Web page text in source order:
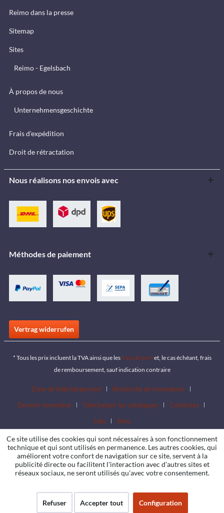
Reimo dans la presse
Sitemap
Sites
Reimo - Egelsbach
À propos de nous
Unternehmensgeschichte
Frais d'expédition
Droit de rétractation
Nous réalisons nos envois avec
Méthodes de paiement
Vertrag widerrufen
* Tous les prix incluent la TVA ainsi que lesfrais de portet, le cas échéant, frais
de remboursement, sauf indication contraire
Zone de téléchargement
Recherche de revendeurs
Devenir revendeur
Télécharger les catalogues
Contactez
Jobs
Sites
Ce site utilise des cookies qui sont nécessaires à son fonctionnement
technique et qui sont utilisés en permanence. Les autres cookies, qui
améliorent votre confort de navigation sur ce site, servent à la
publicité directe ou facilitent l'interaction avec d'autres sites et
réseaux sociaux, ne seront utilisés qu'avec votre consentement.
Refuser Accepter tout Configuration